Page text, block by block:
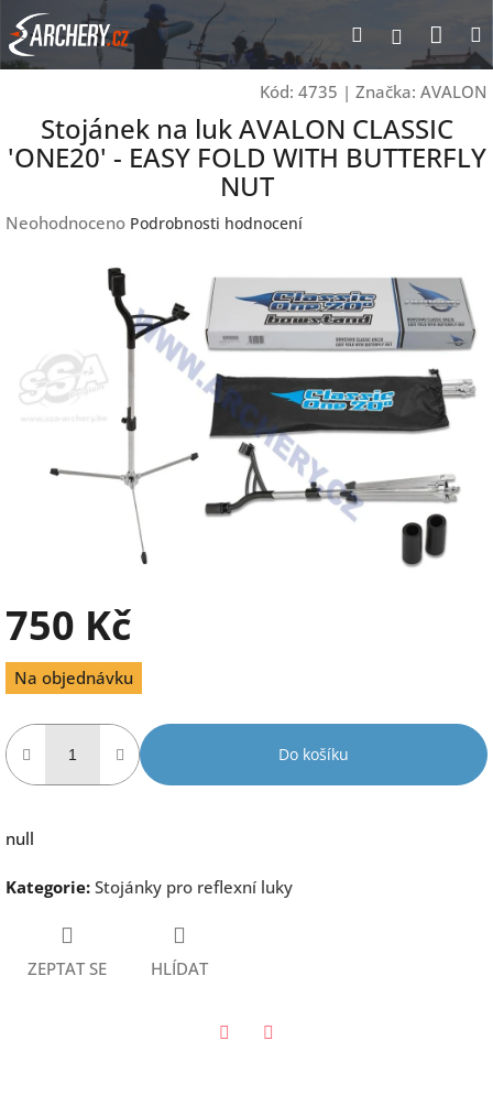
Přejít
na
obsah
Hledat
Kód: 4735 | Značka: AVALON
Stojánek na luk AVALON CLASSIC
'ONE20' - EASY FOLD WITH BUTTERFLY
NUT
Průměrné
hvězdiček.
Neohodnoceno Podrobnosti hodnocení
750 Kč
Měrná
cena:
Na objednávku
Do košíku
null
Kategorie: Stojánky pro reflexní luky
ZEPTAT SE HLÍDAT